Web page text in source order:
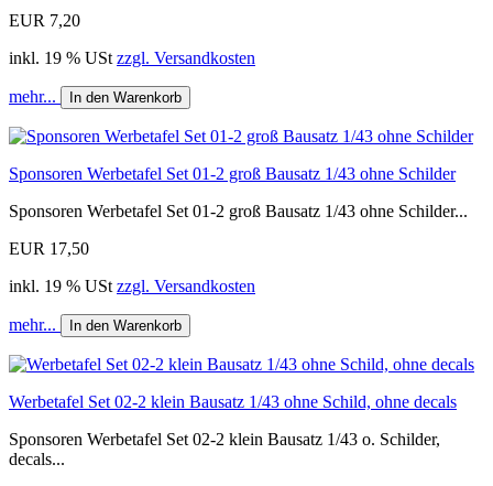
EUR 7,20
inkl. 19 % USt zzgl. Versandkosten
mehr... In den Warenkorb
Sponsoren Werbetafel Set 01-2 groß Bausatz 1/43 ohne Schilder
Sponsoren Werbetafel Set 01-2 groß Bausatz 1/43 ohne Schilder...
EUR 17,50
inkl. 19 % USt zzgl. Versandkosten
mehr... In den Warenkorb
Werbetafel Set 02-2 klein Bausatz 1/43 ohne Schild, ohne decals
Sponsoren Werbetafel Set 02-2 klein Bausatz 1/43 o. Schilder,
decals...